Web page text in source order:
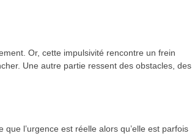
Or, cette impulsivité rencontre un frein
Une autre partie ressent des obstacles, des
l’urgence est réelle alors qu’elle est parfois